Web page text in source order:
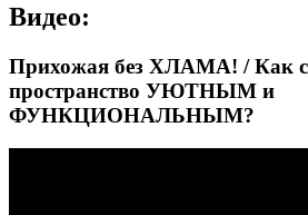
Видео:
Прихожая без ХЛАМА! / Как
пространство УЮТНЫМ и
ФУНКЦИОНАЛЬНЫМ?